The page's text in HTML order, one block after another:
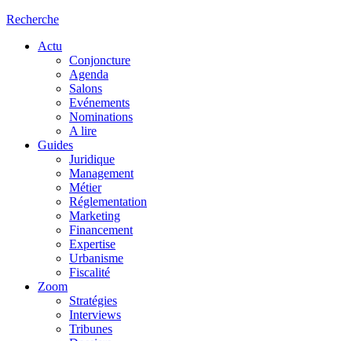
Recherche
Actu
Conjoncture
Agenda
Salons
Evénements
Nominations
A lire
Guides
Juridique
Management
Métier
Réglementation
Marketing
Financement
Expertise
Urbanisme
Fiscalité
Zoom
Stratégies
Interviews
Tribunes